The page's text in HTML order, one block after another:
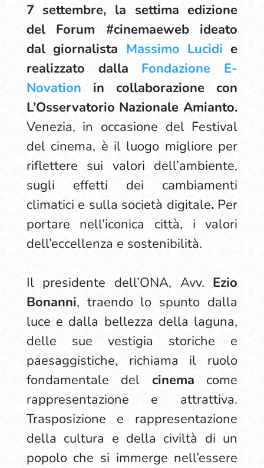
7 settembre, la settima edizione
del Forum #cinemaeweb ideato
dal giornalista Massimo Lucidi e
realizzato dalla Fondazione E-
Novation in collaborazione con
L’Osservatorio Nazionale Amianto.
Venezia, in occasione del Festival
del cinema, è il luogo migliore per
riflettere sui valori dell’ambiente,
sugli effetti dei cambiamenti
climatici e sulla società digitale.Per
portare nell’iconica città, i valori
dell’eccellenza e sostenibilità.
Il presidente dell’ONA, Avv. Ezio
Bonanni, traendo lo spunto dalla
luce e dalla bellezza della laguna,
delle sue vestigia storiche e
paesaggistiche, richiama il ruolo
fondamentale del cinema come
rappresentazione e attrattiva.
Trasposizione e rappresentazione
della cultura e della civiltà di un
popolo che si immerge nell’essere